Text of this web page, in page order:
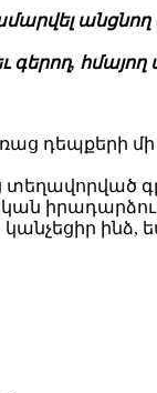
հմայող
դեպքերի
ինձ,